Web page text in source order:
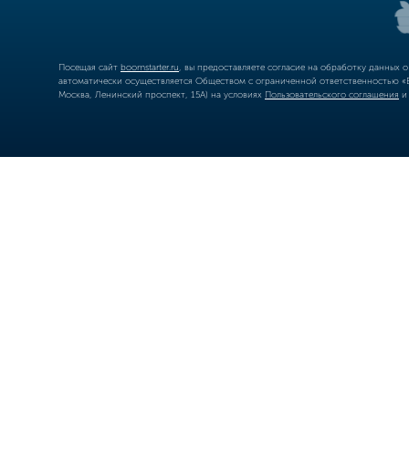
Посещая сайт boomstarter.ru , вы предоставляете согласие на обработку
автоматически осуществляется Обществом с ограниченной
Москва, Ленинский проспект, 15А) на условиях Пользовательского соглашения и